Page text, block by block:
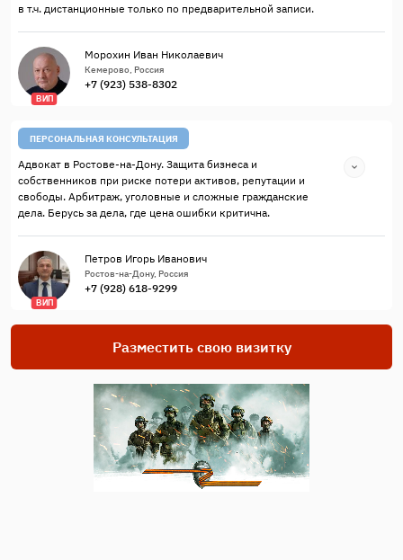
в т.ч. дистанционные только по предварительной записи.
ВИП
Морохин Иван Николаевич
Кемерово, Россия
+7 (923) 538-8302
ПЕРСОНАЛЬНАЯ КОНСУЛЬТАЦИЯ
Адвокат в Ростове-на-Дону. Защита бизнеса и
собственников при риске потери активов, репутации и
свободы. Арбитраж, уголовные и сложные гражданские
дела. Берусь за дела, где цена ошибки критична.
ВИП
Петров Игорь Иванович
Ростов-на-Дону, Россия
+7 (928) 618-9299
Разместить свою визитку